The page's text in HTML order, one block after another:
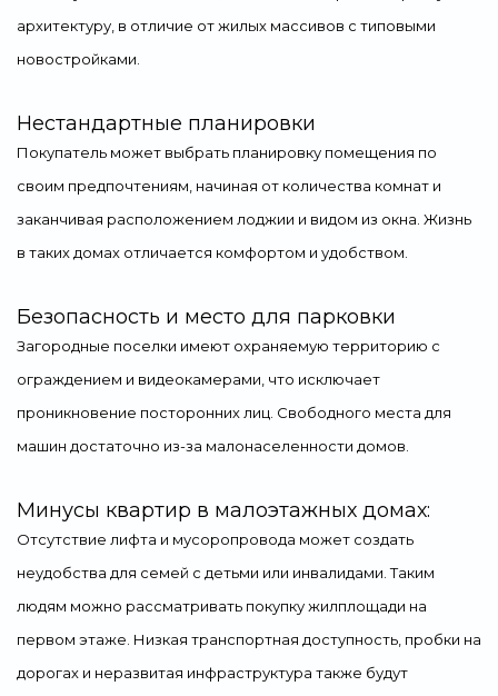
архитектуру, в отличие от жилых массивов с типовыми
новостройками.
Нестандартные планировки
Покупатель может выбрать планировку помещения по
своим предпочтениям, начиная от количества комнат и
заканчивая расположением лоджии и видом из окна. Жизнь
в таких домах отличается комфортом и удобством.
Безопасность и место для парковки
Загородные поселки имеют охраняемую территорию с
ограждением и видеокамерами, что исключает
проникновение посторонних лиц. Свободного места для
машин достаточно из-за малонаселенности домов.
Минусы квартир в малоэтажных домах:
Отсутствие лифта и мусоропровода может создать
неудобства для семей с детьми или инвалидами. Таким
людям можно рассматривать покупку жилплощади на
первом этаже. Низкая транспортная доступность, пробки на
дорогах и неразвитая инфраструктура также будут